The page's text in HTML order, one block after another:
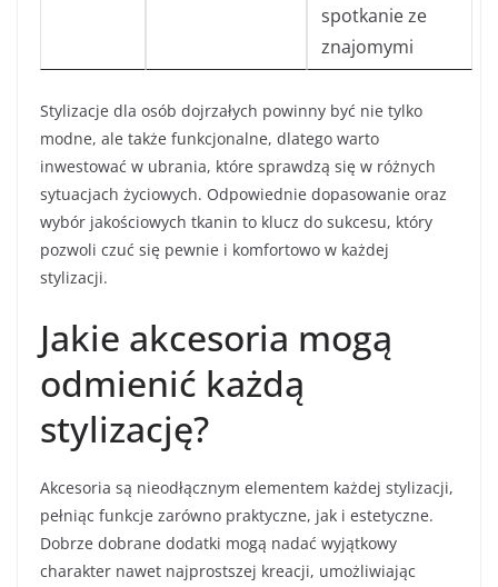
spotkanie ze
znajomymi
Stylizacje dla osób dojrzałych powinny być nie tylko
modne, ale także funkcjonalne, dlatego warto
inwestować w ubrania, które sprawdzą się w różnych
sytuacjach życiowych. Odpowiednie dopasowanie oraz
wybór jakościowych tkanin to klucz do sukcesu, który
pozwoli czuć się pewnie i komfortowo w każdej
stylizacji.
Jakie akcesoria mogą
odmienić każdą
stylizację?
Akcesoria są nieodłącznym elementem każdej stylizacji,
pełniąc funkcje zarówno praktyczne, jak i estetyczne.
Dobrze dobrane dodatki mogą nadać wyjątkowy
charakter nawet najprostszej kreacji, umożliwiając